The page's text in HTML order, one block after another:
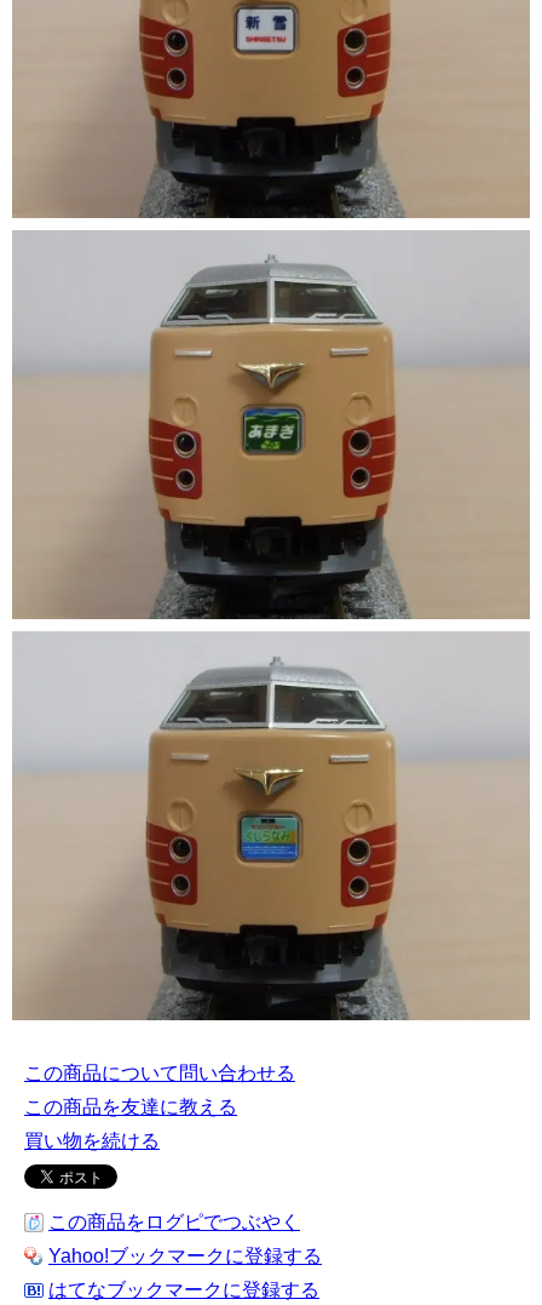
この商品について問い合わせる
この商品を友達に教える
買い物を続ける
この商品をログピでつぶやく
Yahoo!ブックマークに登録する
はてなブックマークに登録する